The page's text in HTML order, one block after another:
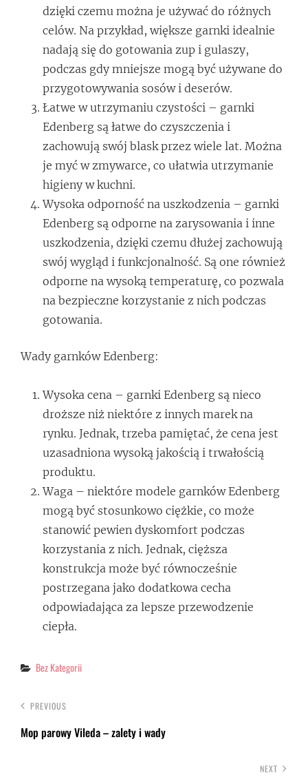
dzięki czemu można je używać do różnych
celów. Na przykład, większe garnki idealnie
nadają się do gotowania zup i gulaszy,
podczas gdy mniejsze mogą być używane do
przygotowywania sosów i deserów.
Łatwe w utrzymaniu czystości – garnki
Edenberg są łatwe do czyszczenia i
zachowują swój blask przez wiele lat. Można
je myć w zmywarce, co ułatwia utrzymanie
higieny w kuchni.
Wysoka odporność na uszkodzenia – garnki
Edenberg są odporne na zarysowania i inne
uszkodzenia, dzięki czemu dłużej zachowują
swój wygląd i funkcjonalność. Są one również
odporne na wysoką temperaturę, co pozwala
na bezpieczne korzystanie z nich podczas
gotowania.
Wady garnków Edenberg:
Wysoka cena – garnki Edenberg są nieco
droższe niż niektóre z innych marek na
rynku. Jednak, trzeba pamiętać, że cena jest
uzasadniona wysoką jakością i trwałością
produktu.
Waga – niektóre modele garnków Edenberg
mogą być stosunkowo ciężkie, co może
stanowić pewien dyskomfort podczas
korzystania z nich. Jednak, cięższa
konstrukcja może być równocześnie
postrzegana jako dodatkowa cecha
odpowiadająca za lepsze przewodzenie
ciepła.
Categories
Bez Kategorii
PREVIOUS
Mop parowy Vileda – zalety i wady
NEXT